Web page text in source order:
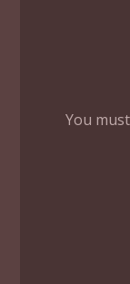
You